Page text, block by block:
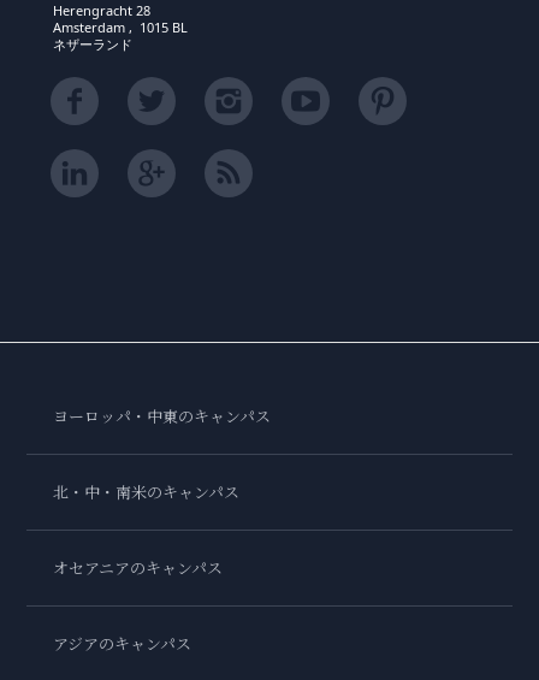
Herengracht 28
Amsterdam , 1015 BL
ネザーランド
ヨーロッパ・中東のキャンパス
北・中・南米のキャンパス
オセアニアのキャンパス
アジアのキャンパス